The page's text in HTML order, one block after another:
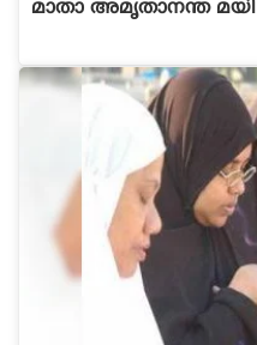
മാതാ അമൃതാനന്ത മയി